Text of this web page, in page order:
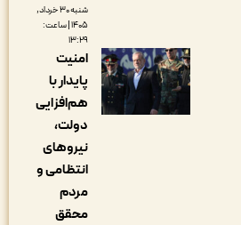
شنبه ۳۰ خرداد,
۱۴۰۵ | ساعت:
امنیت
پایدار با
هم‌افزایی
نیروهای
انتظامی و